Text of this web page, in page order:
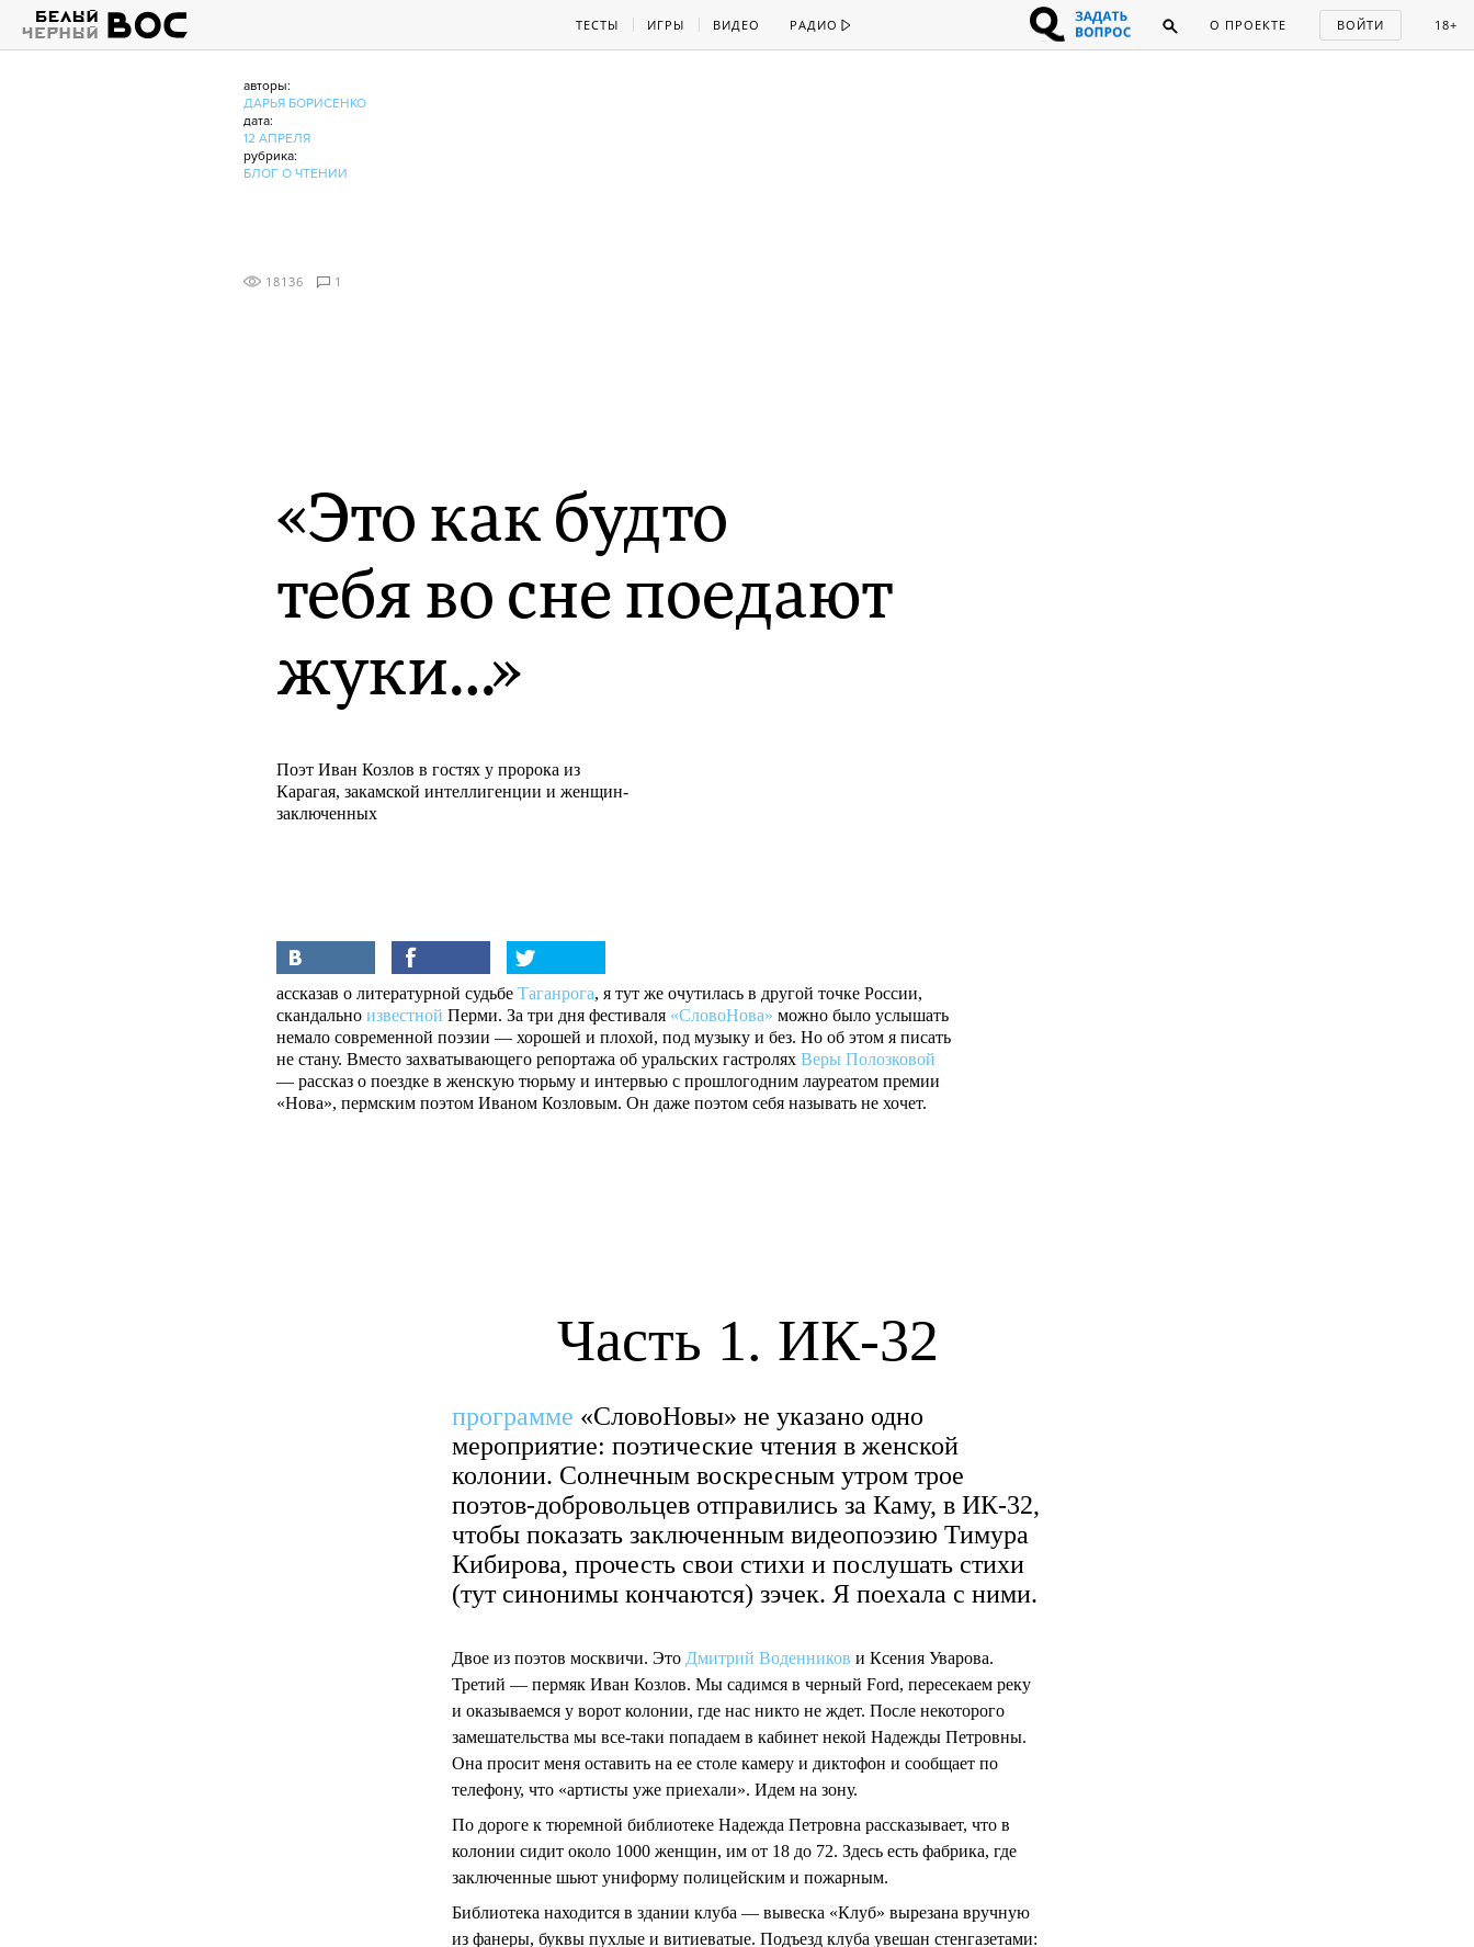
ТЕСТЫ ИГРЫ ВИДЕО РАДИО О ПРОЕКТЕ ВОЙТИ 18+
авторы:
ДАРЬЯ БОРИСЕНКО
дата:
12 АПРЕЛЯ
рубрика:
БЛОГ О ЧТЕНИИ
18136 1
«Это как будто
тебя во сне поедают
жуки…»
Поэт Иван Козлов в гостях у пророка из
Карагая, закамской интеллигенции и женщин-
заключенных
ассказав о литературной судьбе Таганрога, я тут же очутилась в другой точке России,
скандально известной Перми. За три дня фестиваля «СловоНова» можно было услышать
немало современной поэзии — хорошей и плохой, под музыку и без. Но об этом я писать
не стану. Вместо захватывающего репортажа об уральских гастролях Веры Полозковой
— рассказ о поездке в женскую тюрьму и интервью с прошлогодним лауреатом премии
«Нова», пермским поэтом Иваном Козловым. Он даже поэтом себя называть не хочет.
Часть 1. ИК-32
программе «СловоНовы» не указано одно
мероприятие: поэтические чтения в женской
колонии. Солнечным воскресным утром трое
поэтов-добровольцев отправились за Каму, в ИК-32,
чтобы показать заключенным видеопоэзию Тимура
Кибирова, прочесть свои стихи и послушать стихи
(тут синонимы кончаются) зэчек. Я поехала с ними.
Двое из поэтов москвичи. Это Дмитрий Воденников и Ксения Уварова.
Третий — пермяк Иван Козлов. Мы садимся в черный Ford, пересекаем реку
и оказываемся у ворот колонии, где нас никто не ждет. После некоторого
замешательства мы все-таки попадаем в кабинет некой Надежды Петровны.
Она просит меня оставить на ее столе камеру и диктофон и сообщает по
телефону, что «артисты уже приехали». Идем на зону.
По дороге к тюремной библиотеке Надежда Петровна рассказывает, что в
колонии сидит около 1000 женщин, им от 18 до 72. Здесь есть фабрика, где
заключенные шьют униформу полицейским и пожарным.
Библиотека находится в здании клуба — вывеска «Клуб» вырезана вручную
из фанеры, буквы пухлые и витиеватые. Подъезд клуба увешан стенгазетами: